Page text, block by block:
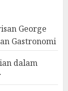
George
Gastronomi
dalam